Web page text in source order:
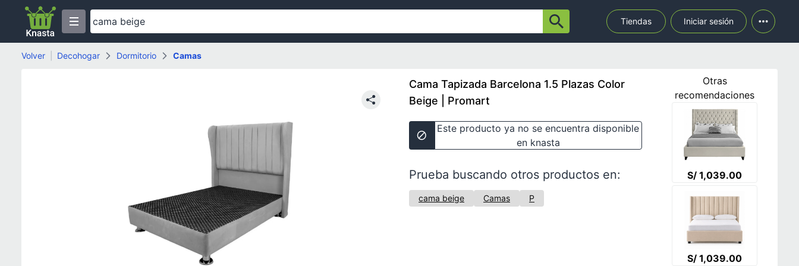
Tiendas Iniciar sesión
Volver Decohogar Dormitorio Camas
Cama Tapizada Barcelona 1.5 Plazas Color
Beige | Promart
Este producto ya no se encuentra disponible
en knasta
Prueba buscando otros productos en:
cama beige Camas P
Otras
recomendaciones
S/ 1,039.00
S/ 1,039.00